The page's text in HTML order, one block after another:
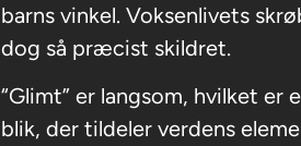
barns vinkel. Voksenlivets
dog så præcist skildret.
“Glimt” er langsom, hvilket
blik, der tildeler verdens